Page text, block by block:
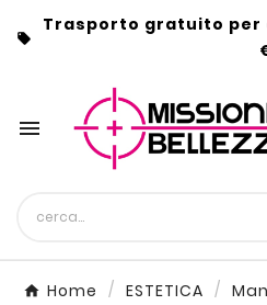

Trasporto gratuito per

Home ESTETICA